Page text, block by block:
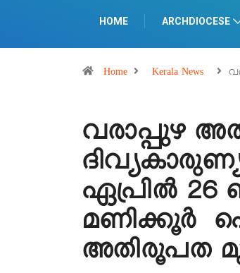
HOME ARCHDIOCESE
Home Kerala News
വരാപ്പുഴ
ഏപ്രിൽ 26
മണിക്കൂർ
അതിരൂപത